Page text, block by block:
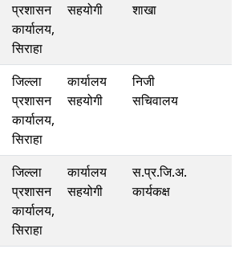
प्रशासन
कार्यालय,
सिराहा
सहयोगी
शाखा
जिल्ला
प्रशासन
कार्यालय,
सिराहा
कार्यालय
सहयोगी
निजी
सचिवालय
जिल्ला
प्रशासन
कार्यालय,
सिराहा
कार्यालय
सहयोगी
स.प्र.जि.अ.
कार्यकक्ष